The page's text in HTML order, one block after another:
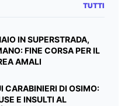
TUTTI
IN SUPERSTRADA,
FINE CORSA PER IL
AMALI
CARABINIERI DI OSIMO:
E INSULTI AL